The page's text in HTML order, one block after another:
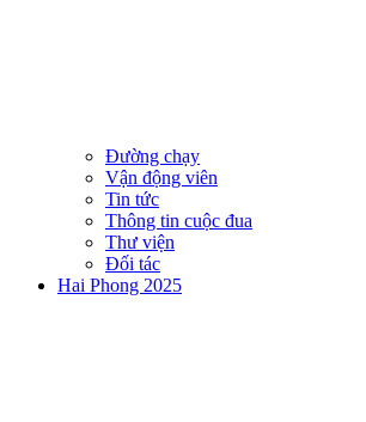
Đường chạy
Vận động viên
Tin tức
Thông tin cuộc đua
Thư viện
Đối tác
Hai Phong 2025